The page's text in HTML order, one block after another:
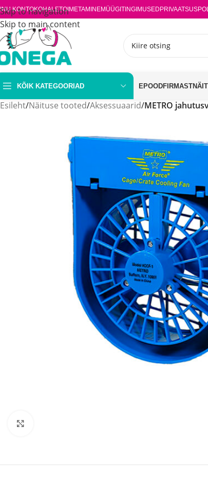
Skip to navigation
Skip to main content
KONTOKOHALETOIMETAMINEMÜÜGITINGIMUSED
KÕIK KATEGOORIAD EPOODFIRMAST
Esileht/Näituse tooted/Aksessuaarid/METRO